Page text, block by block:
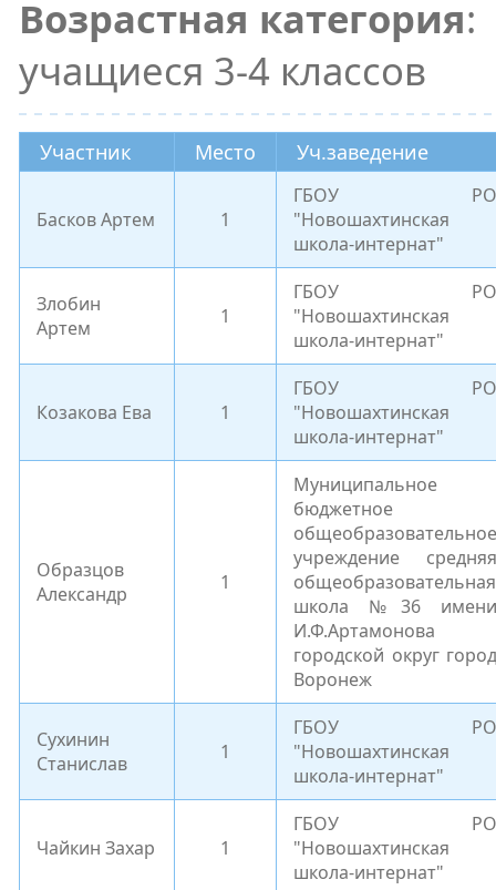
Возрастная категория:
учащиеся 3-4 классов
Участник Место Уч.заведение
Басков Артем 1
ГБОУ РО
"Новошахтинская
школа-интернат"
Злобин
Артем
1
ГБОУ РО
"Новошахтинская
школа-интернат"
Козакова Ева 1
ГБОУ РО
"Новошахтинская
школа-интернат"
Образцов
Александр
1
Муниципальное
бюджетное
общеобразовательное
учреждение средняя
общеобразовательная
школа №36 имени
И.Ф.Артамонова
городской округ город
Воронеж
Сухинин
Станислав
1
ГБОУ РО
"Новошахтинская
школа-интернат"
Чайкин Захар 1
ГБОУ РО
"Новошахтинская
школа-интернат"